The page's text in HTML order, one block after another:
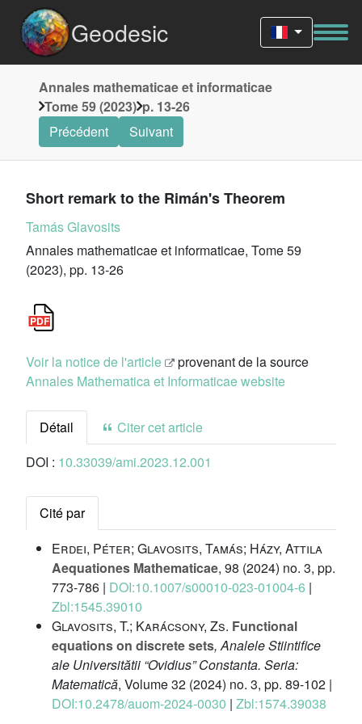
Geodesic
Annales mathematicae et informaticae
Tome 59 (2023) p. 13-26
Précédent
Suivant
Short remark to the Rimán's Theorem
Tamás Glavosits
Annales mathematicae et informaticae, Tome 59
(2023), pp. 13-26
Voir la notice de l'article
provenant de la source
Annales Mathematica et Informaticae website
Détail
Citer cet article
DOI : 10.33039/ami.2023.12.001
Cité par
Erdei, Péter; Glavosits, Tamás; Házy, Attila
Aequationes Mathematicae, 98 (2024) no. 3, pp.
773-786 | DOI:10.1007/s00010-023-01004-6 |
Zbl:1545.39010
Glavosits, T.; Karácsony, Zs. Functional
equations on discrete sets, Analele Stiintifice
ale Universitătii “Ovidius” Constanta. Seria:
Matematică, Volume 32 (2024) no. 3, pp. 89-102 |
DOI:10.2478/auom-2024-0030 | Zbl:1574.39038